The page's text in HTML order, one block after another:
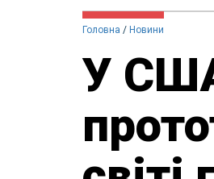
Головна Новини
У